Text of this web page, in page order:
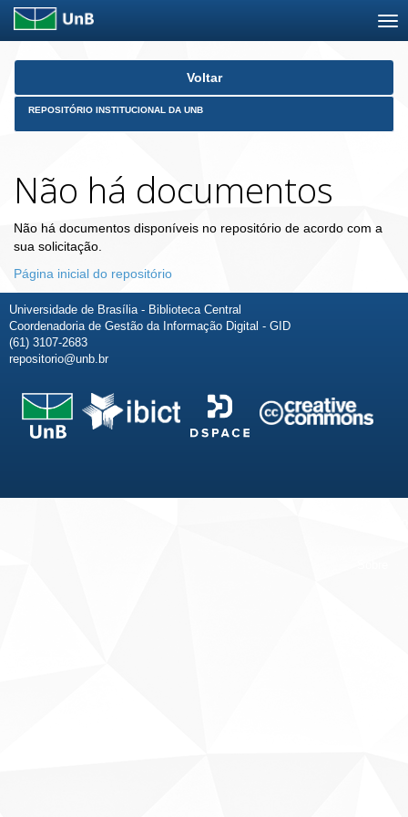
Skip
Voltar
REPOSITÓRIO INSTITUCIONAL DA UNB
Não há documentos
Não há documentos disponíveis no repositório de acordo com a
sua solicitação.
Página inicial do repositório
Universidade de Brasília - Biblioteca Central
Coordenadoria de Gestão da Informação Digital - GID
(61) 3107-2683
repositorio@unb.br